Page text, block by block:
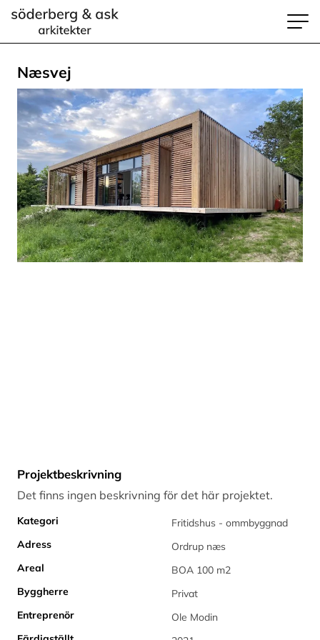
Næsvej
Projektbeskrivning
Det finns ingen beskrivning för det här projektet.
Kategori
Fritidshus - ommbyggnad
Adress
Ordrup næs
Areal
BOA 100 m2
Byggherre
Privat
Entreprenör
Ole Modin